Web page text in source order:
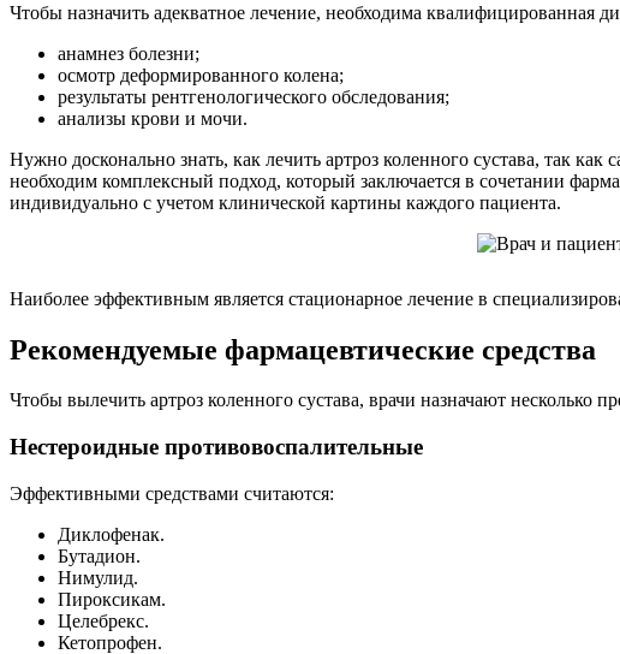
Чтобы назначить адекватное лечение, необходима квалифицированная
анамнез болезни;
осмотр деформированного колена;
результаты рентгенологического обследования;
анализы крови и мочи.
Нужно досконально знать, как лечить артроз коленного сустава, так
необходим комплексный подход, который заключается в сочетании
индивидуально с учетом клинической картины каждого пациента.
Наиболее эффективным является стационарное лечение в
Рекомендуемые фармацевтические средства
Чтобы вылечить артроз коленного сустава, врачи назначают несколько
Нестероидные противовоспалительные
Эффективными средствами считаются:
Диклофенак.
Бутадион.
Нимулид.
Пироксикам.
Целебрекс.
Кетопрофен.